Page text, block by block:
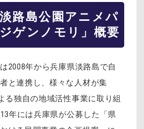
路島公園アニメパ
ゲンノモリ」概要
2008年から兵庫県淡路島で自
と連携し、様々な人材が集
る独自の地域活性事業に取り組
年には兵庫県が公募した「県